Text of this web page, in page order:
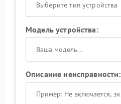
Выберите тип устройства
Модель устройства:
Описание неисправности: